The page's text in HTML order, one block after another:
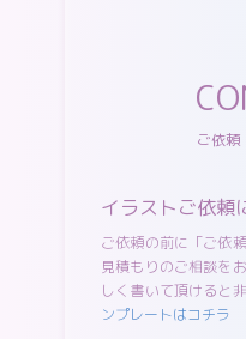
ご依頼
イラストご依頼
ご依頼の前に「ご依
見積もりのご相談を
しく書いて頂けると
ンプレートはコチラ